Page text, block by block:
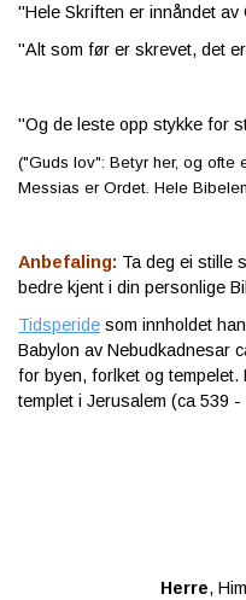
"Hele Skriften er innåndet
"Alt som før er skrevet, det
"Og de leste opp stykke for
("Guds lov": Betyr her, og ofte
Messias er Ordet. Hele
Anbefaling: Ta deg ei stille
bedre kjent i din personlige
Tidsperide som innholdet
Babylon av Nebudkadnesar
for byen, forlket og tempelet.
templet i Jerusalem (ca 539 -
Herre,